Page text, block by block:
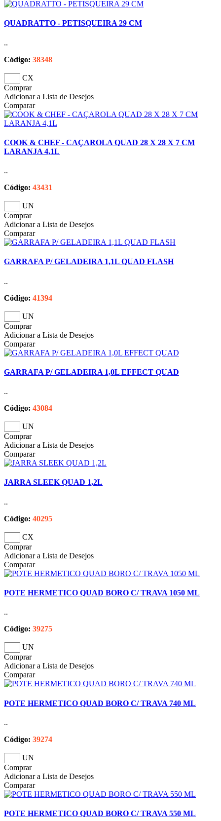
QUADRATTO - PETISQUEIRA 29 CM
..
Código: 38348
CX
Comprar
Adicionar a Lista de Desejos
Comparar
COOK & CHEF - CAÇAROLA QUAD 28 X 28 X 7 CM
LARANJA 4,1L
..
Código: 43431
UN
Comprar
Adicionar a Lista de Desejos
Comparar
GARRAFA P/ GELADEIRA 1,1L QUAD FLASH
..
Código: 41394
UN
Comprar
Adicionar a Lista de Desejos
Comparar
GARRAFA P/ GELADEIRA 1,0L EFFECT QUAD
..
Código: 43084
UN
Comprar
Adicionar a Lista de Desejos
Comparar
JARRA SLEEK QUAD 1,2L
..
Código: 40295
CX
Comprar
Adicionar a Lista de Desejos
Comparar
POTE HERMETICO QUAD BORO C/ TRAVA 1050 ML
..
Código: 39275
UN
Comprar
Adicionar a Lista de Desejos
Comparar
POTE HERMETICO QUAD BORO C/ TRAVA 740 ML
..
Código: 39274
UN
Comprar
Adicionar a Lista de Desejos
Comparar
POTE HERMETICO QUAD BORO C/ TRAVA 550 ML